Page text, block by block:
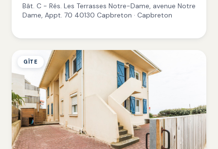
Bât. C - Rés. Les Terrasses Notre-Dame, avenue Notre
Dame, Appt. 70 40130 Capbreton · Capbreton
GÎTE